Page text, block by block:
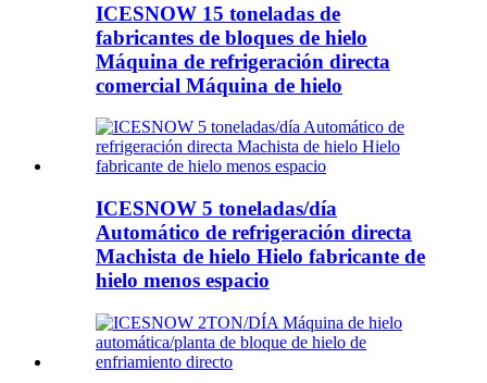
ICESNOW 15 toneladas de
fabricantes de bloques de hielo
Máquina de refrigeración directa
comercial Máquina de hielo
ICESNOW 5 toneladas/día
Automático de refrigeración directa
Machista de hielo Hielo fabricante de
hielo menos espacio